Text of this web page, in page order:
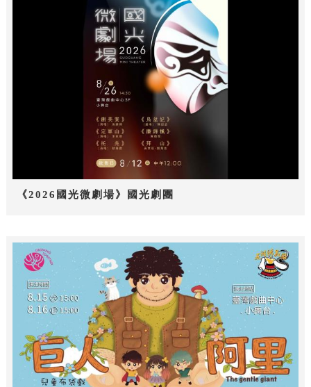
《2026國光微劇場》國光劇團